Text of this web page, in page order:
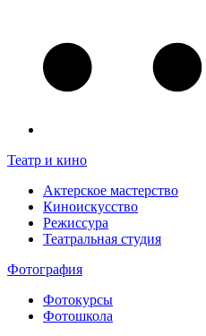
Театр и кино
Актерское мастерство
Киноискусство
Режиссура
Театральная студия
Фотография
Фотокурсы
Фотошкола